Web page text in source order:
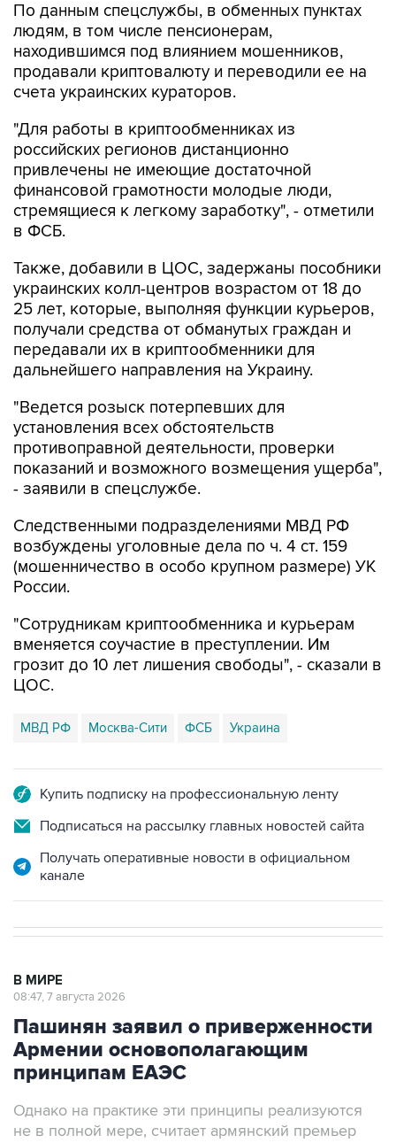
По данным спецслужбы, в обменных пунктах
людям, в том числе пенсионерам,
находившимся под влиянием мошенников,
продавали криптовалюту и переводили ее на
счета украинских кураторов.
"Для работы в криптообменниках из
российских регионов дистанционно
привлечены не имеющие достаточной
финансовой грамотности молодые люди,
стремящиеся к легкому заработку", - отметили
в ФСБ.
Также, добавили в ЦОС, задержаны пособники
украинских колл-центров возрастом от 18 до
25 лет, которые, выполняя функции курьеров,
получали средства от обманутых граждан и
передавали их в криптообменники для
дальнейшего направления на Украину.
"Ведется розыск потерпевших для
установления всех обстоятельств
противоправной деятельности, проверки
показаний и возможного возмещения ущерба",
- заявили в спецслужбе.
Следственными подразделениями МВД РФ
возбуждены уголовные дела по ч. 4 ст. 159
(мошенничество в особо крупном размере) УК
России.
"Сотрудникам криптообменника и курьерам
вменяется соучастие в преступлении. Им
грозит до 10 лет лишения свободы", - сказали в
ЦОС.
МВД РФ Москва-Сити ФСБ Украина
Купить подписку на профессиональную ленту
Подписаться на рассылку главных новостей сайта
Получать оперативные новости в официальном
канале
В МИРЕ
08:47, 7 августа 2026
Пашинян заявил о приверженности
Армении основополагающим
принципам ЕАЭС
Однако на практике эти принципы реализуются
не в полной мере, считает армянский премьер